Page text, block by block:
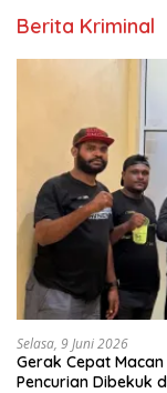
Berita Kriminal
Selasa, 9 Juni 2026
Gerak Cepat
Pencurian Dibekuk